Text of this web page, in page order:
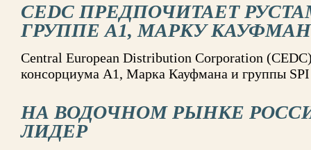
CEDC ПРЕДПОЧИТАЕТ
ГРУППЕ А1, МАРКУ
Central European Distribution Corporation
консорциума А1, Марка Кауфмана и группы
НА ВОДОЧНОМ РЫНКЕ
ЛИДЕР